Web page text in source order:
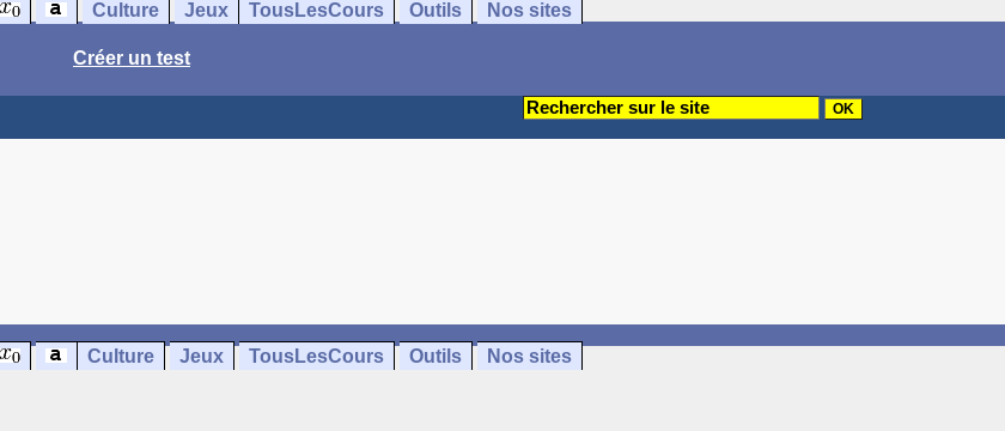
Culture Jeux TousLesCours Outils Nos sites
Créer un test
Culture Jeux TousLesCours Outils Nos sites